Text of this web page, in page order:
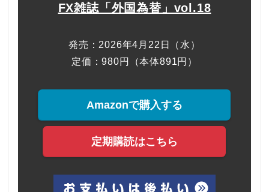
FX雑誌「外国為替」vol.18
発売：2026年4月22日（水）
定価：980円（本体891円）
Amazonで購入する
定期購読はこちら